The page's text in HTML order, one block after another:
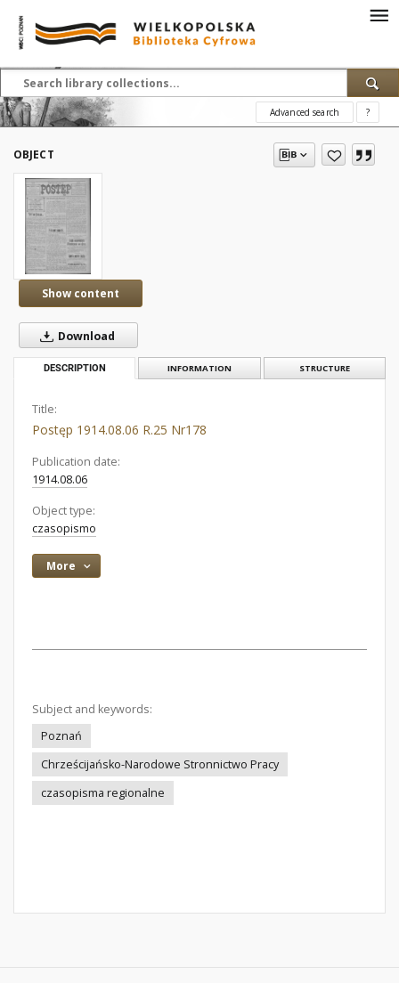
Advanced search ?
OBJECT
Show content
Download
DESCRIPTION INFORMATION STRUCTURE
Title:
Postęp 1914.08.06 R.25 Nr178
Publication date:
1914.08.06
Object type:
czasopismo
More
Subject and keywords:
Poznań
Chrześcijańsko-Narodowe Stronnictwo Pracy
czasopisma regionalne